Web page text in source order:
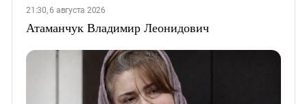
21:30, 6 августа 2026
Атаманчук Владимир Леонидович